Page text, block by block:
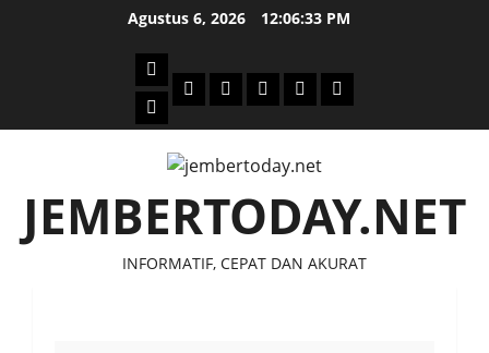
Agustus 6, 2026 12:06:33 PM
Beranda
News
PolitikOtomotifEkonomiSosialtentang
JEMBERTODAY.NET
INFORMATIF, CEPAT DAN AKURAT